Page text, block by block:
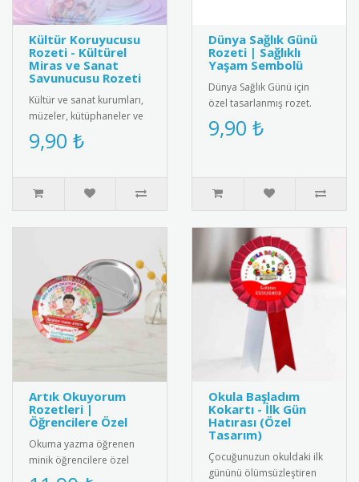
Kültür Koruyucusu
Rozeti - Kültürel
Miras ve Sanat
Savunucusu Rozeti
Kültür ve sanat kurumları,
müzeler, kütüphaneler ve
kültürel miras gönüllüleri
için özel olarak tasa..
9,90 ₺
Dünya Sağlık Günü
Rozeti | Sağlıklı
Yaşam Sembolü
Dünya Sağlık Günü için
özel tasarlanmış rozet.
Sağlıklı yaşam bilincini
yaymak için ideal
9,90 ₺
Artık Okuyorum
Rozetleri |
Öğrencilere Özel
Okuma yazma öğrenen
minik öğrencilere özel
olarak tasarlanmış "Artık
Okula Başladım
Kokartı - İlk Gün
Hatırası (Özel
Tasarım)
Çocuğunuzun okuldaki ilk
gününü ölümsüzleştiren